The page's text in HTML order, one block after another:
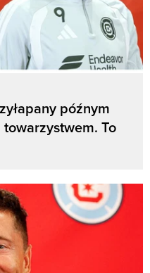
późnym
To